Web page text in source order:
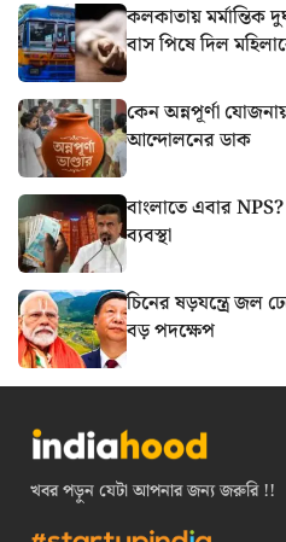
কলকাতায় মর্মান্তিক
বাস পিষে দিল
কেন অন্নপূর্ণা
আন্দোলনের ডাক
বাংলাতে এবার
ব্যবস্থা
চিনের ষড়যন্ত্রে জল
বড় পদক্ষেপ
খবর পড়ুন যেটা আপনার জন্য জরুরি !!